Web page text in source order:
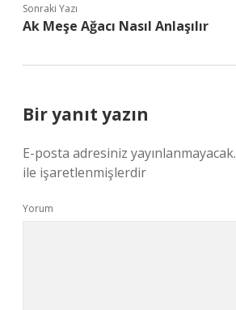
Sonraki Yazı
Ak Meşe Ağacı Nasıl Anlaşılır
Bir yanıt yazın
E-posta adresiniz yayınlanmayacak.
ile işaretlenmişlerdir
Yorum